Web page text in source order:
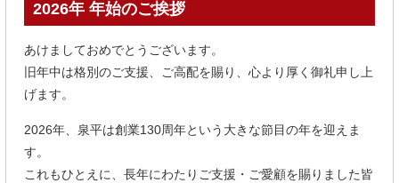
2026年 年始のご挨拶
あけましておめでとうございます。
旧年中は格別のご支援、ご高配を賜り、心より厚く御礼申し上
げます。
2026年、泉平は創業130周年という大きな節目の年を迎えま
す。
これもひとえに、長年にわたりご支援・ご愛顧を賜りました皆